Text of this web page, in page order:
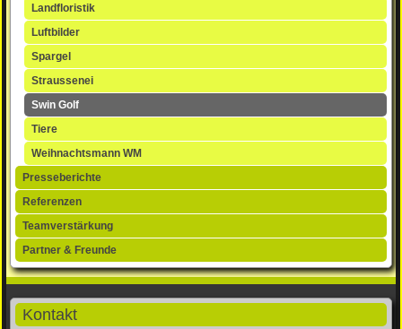
Landfloristik
Luftbilder
Spargel
Straussenei
Swin Golf
Tiere
Weihnachtsmann WM
Presseberichte
Referenzen
Teamverstärkung
Partner & Freunde
Kontakt